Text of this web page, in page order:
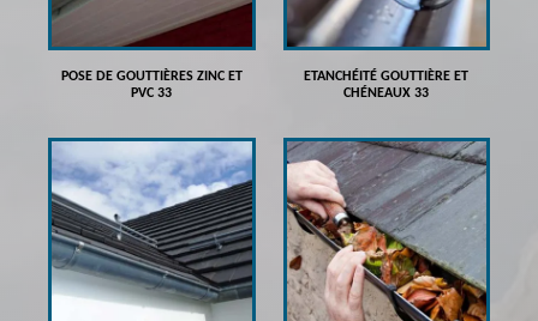
POSE DE GOUTTIÈRES ZINC ET
PVC 33
ETANCHÉITÉ GOUTTIÈRE ET
CHÉNEAUX 33